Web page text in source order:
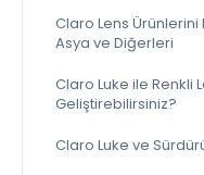
Claro Lens Ürünlerini
Asya ve Diğerleri
Claro Luke ile Renkli
Geliştirebilirsiniz?
Claro Luke ve